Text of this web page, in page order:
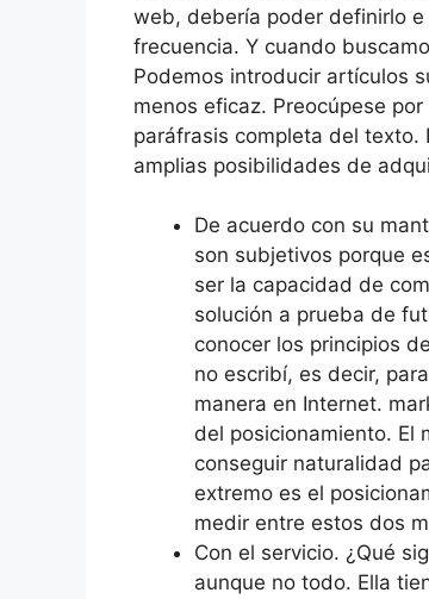
web, debería poder definirlo
frecuencia. Y cuando
Podemos introducir artículos
menos eficaz. Preocúpese
paráfrasis completa del texto.
amplias posibilidades de
De acuerdo con su
son subjetivos porque
ser la capacidad de
solución a prueba de
conocer los principios
no escribí, es decir,
manera en Internet.
del posicionamiento. El
conseguir naturalidad
extremo es el
medir entre estos dos
Con el servicio. ¿Qué
aunque no todo. Ella